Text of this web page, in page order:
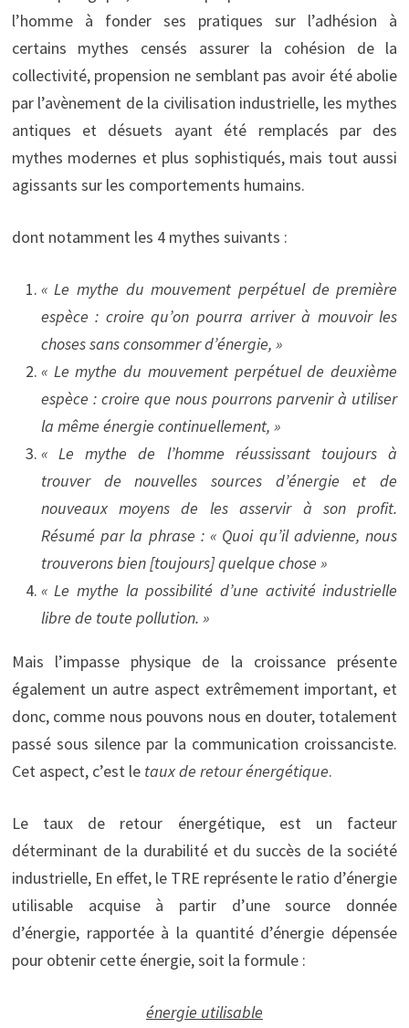
l’homme à fonder ses pratiques sur l’adhésion à
certains mythes censés assurer la cohésion de la
collectivité, propension ne semblant pas avoir été abolie
par l’avènement de la civilisation industrielle, les mythes
antiques et désuets ayant été remplacés par des
mythes modernes et plus sophistiqués, mais tout aussi
agissants sur les comportements humains.
dont notamment les 4 mythes suivants :
« Le mythe du mouvement perpétuel de première
espèce : croire qu’on pourra arriver à mouvoir les
choses sans consommer d’énergie, »
« Le mythe du mouvement perpétuel de deuxième
espèce : croire que nous pourrons parvenir à utiliser
la même énergie continuellement, »
« Le mythe de l’homme réussissant toujours à
trouver de nouvelles sources d’énergie et de
nouveaux moyens de les asservir à son profit.
Résumé par la phrase : « Quoi qu’il advienne, nous
trouverons bien [toujours] quelque chose »
« Le mythe la possibilité d’une activité industrielle
libre de toute pollution. »
Mais l’impasse physique de la croissance présente
également un autre aspect extrêmement important, et
donc, comme nous pouvons nous en douter, totalement
passé sous silence par la communication croissanciste.
Cet aspect, c’est le taux de retour énergétique.
Le taux de retour énergétique, est un facteur
déterminant de la durabilité et du succès de la société
industrielle, En effet, le TRE représente le ratio d’énergie
utilisable acquise à partir d’une source donnée
d’énergie, rapportée à la quantité d’énergie dépensée
pour obtenir cette énergie, soit la formule :
énergie utilisable